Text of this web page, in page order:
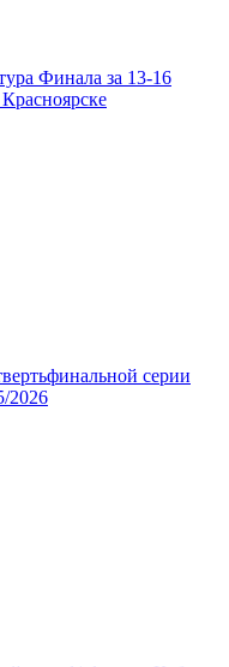
Финала за 13-16
серии
2026